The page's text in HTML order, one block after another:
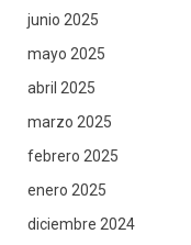
junio 2025
mayo 2025
abril 2025
marzo 2025
febrero 2025
enero 2025
diciembre 2024